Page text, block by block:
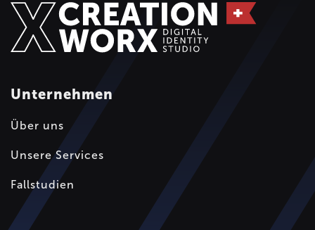
Unternehmen
Über uns
Unsere Services
Fallstudien